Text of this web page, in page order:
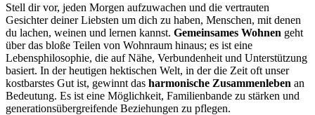
Stell dir vor, jeden Morgen aufzuwachen und die vertrauten
Gesichter deiner Liebsten um dich zu haben, Menschen, mit denen
du lachen, weinen und lernen kannst. Gemeinsames Wohnen geht
über das bloße Teilen von Wohnraum hinaus; es ist eine
Lebensphilosophie, die auf Nähe, Verbundenheit und Unterstützung
basiert. In der heutigen hektischen Welt, in der die Zeit oft unser
kostbarstes Gut ist, gewinnt das harmonische Zusammenleben an
Bedeutung. Es ist eine Möglichkeit, Familienbande zu stärken und
generationsübergreifende Beziehungen zu pflegen.